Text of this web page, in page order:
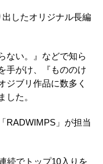
したオリジナル長編
ない。』などで知ら
手がけ、『もののけ
ジブリ作品に数多く
した。
RADWIMPS」が担当
続でトップ10入りを